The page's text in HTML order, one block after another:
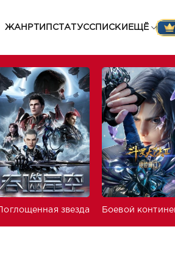
ЖАНРТИП СТАТУССПИСКИ ЕЩЁ
Поглощенная звезда